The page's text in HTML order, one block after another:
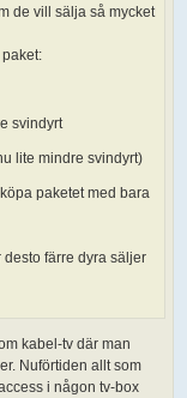
de vill sälja så mycket
svindyrt
lite mindre svindyrt)
paketet med bara
färre dyra säljer
kabel-tv där man
Nuförtiden allt som
i någon tv-box